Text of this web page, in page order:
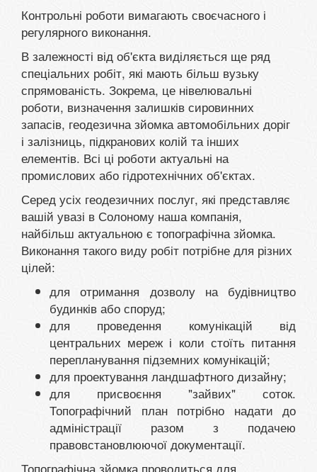
Контрольні роботи вимагають своєчасного і
регулярного виконання.
В залежності від об'єкта виділяється ще ряд
спеціальних робіт, які мають більш вузьку
спрямованість. Зокрема, це нівелювальні
роботи, визначення залишків сировинних
запасів, геодезична зйомка автомобільних доріг
і залізниць, підкранових колій та інших
елементів. Всі ці роботи актуальні на
промислових або гідротехнічних об'єктах.
Серед усіх геодезичних послуг, які представляє
вашій увазі в Солоному наша компанія,
найбільш актуальною є топографічна зйомка.
Виконання такого виду робіт потрібне для різних
цілей:
для отримання дозволу на будівництво
будинків або споруд;
для проведення комунікацій від
центральних мереж і коли стоїть питання
перепланування підземних комунікацій;
для проектування ландшафтного дизайну;
для присвоєння "зайвих" соток.
Топографічний план потрібно надати до
адміністрації разом з подачею
правовстановлюючої документації.
Топографічна зйомка проводиться для